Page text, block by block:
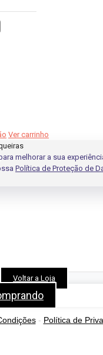
Ver carrinho
melhorar a sua
Política de Proteção de
Voltar a Loja
- Política de